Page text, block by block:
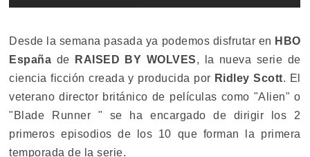
Desde la semana pasada ya podemos disfrutar en HBO
España de RAISED BY WOLVES, la nueva serie de
ciencia ficción creada y producida por Ridley Scott. El
veterano director británico de películas como "Alien" o
"Blade Runner " se ha encargado de dirigir los 2
primeros episodios de los 10 que forman la primera
temporada de la serie.